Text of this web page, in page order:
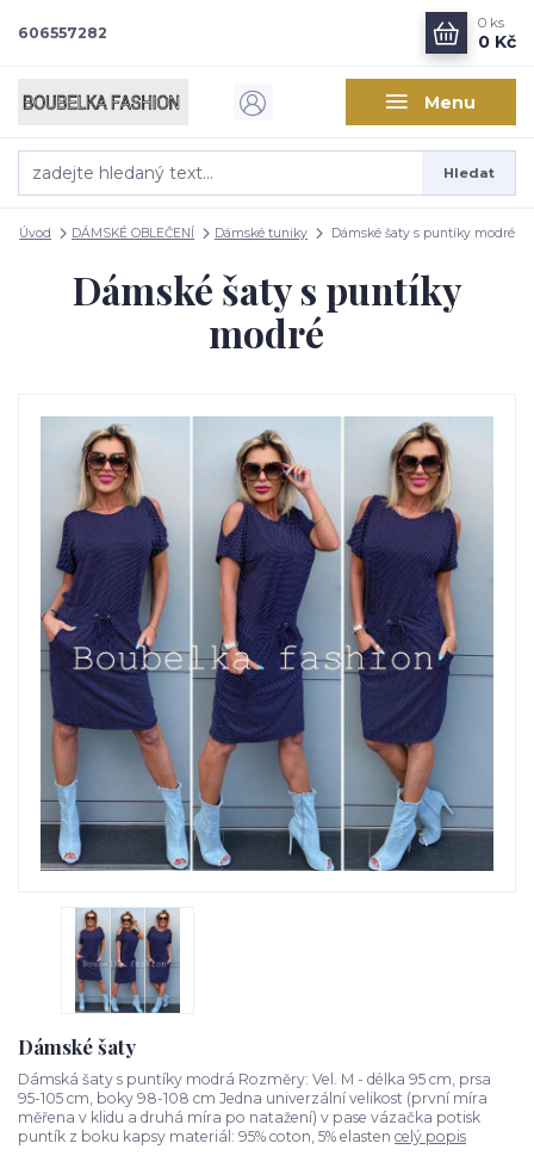
Menu
Hledat
606557282
0 ks
0 Kč
Úvod DÁMSKÉ OBLEČENÍ Dámské tuniky Dámské šaty s puntíky modré
Dámské šaty s puntíky
modré
Dámské šaty
Dámská šaty s puntíky modrá Rozměry: Vel. M - délka 95 cm, prsa
95-105 cm, boky 98-108 cm Jedna univerzální velikost (první míra
měřena v klidu a druhá míra po natažení) v pase vázačka potisk
puntík z boku kapsy materiál: 95% coton, 5% elasten celý popis